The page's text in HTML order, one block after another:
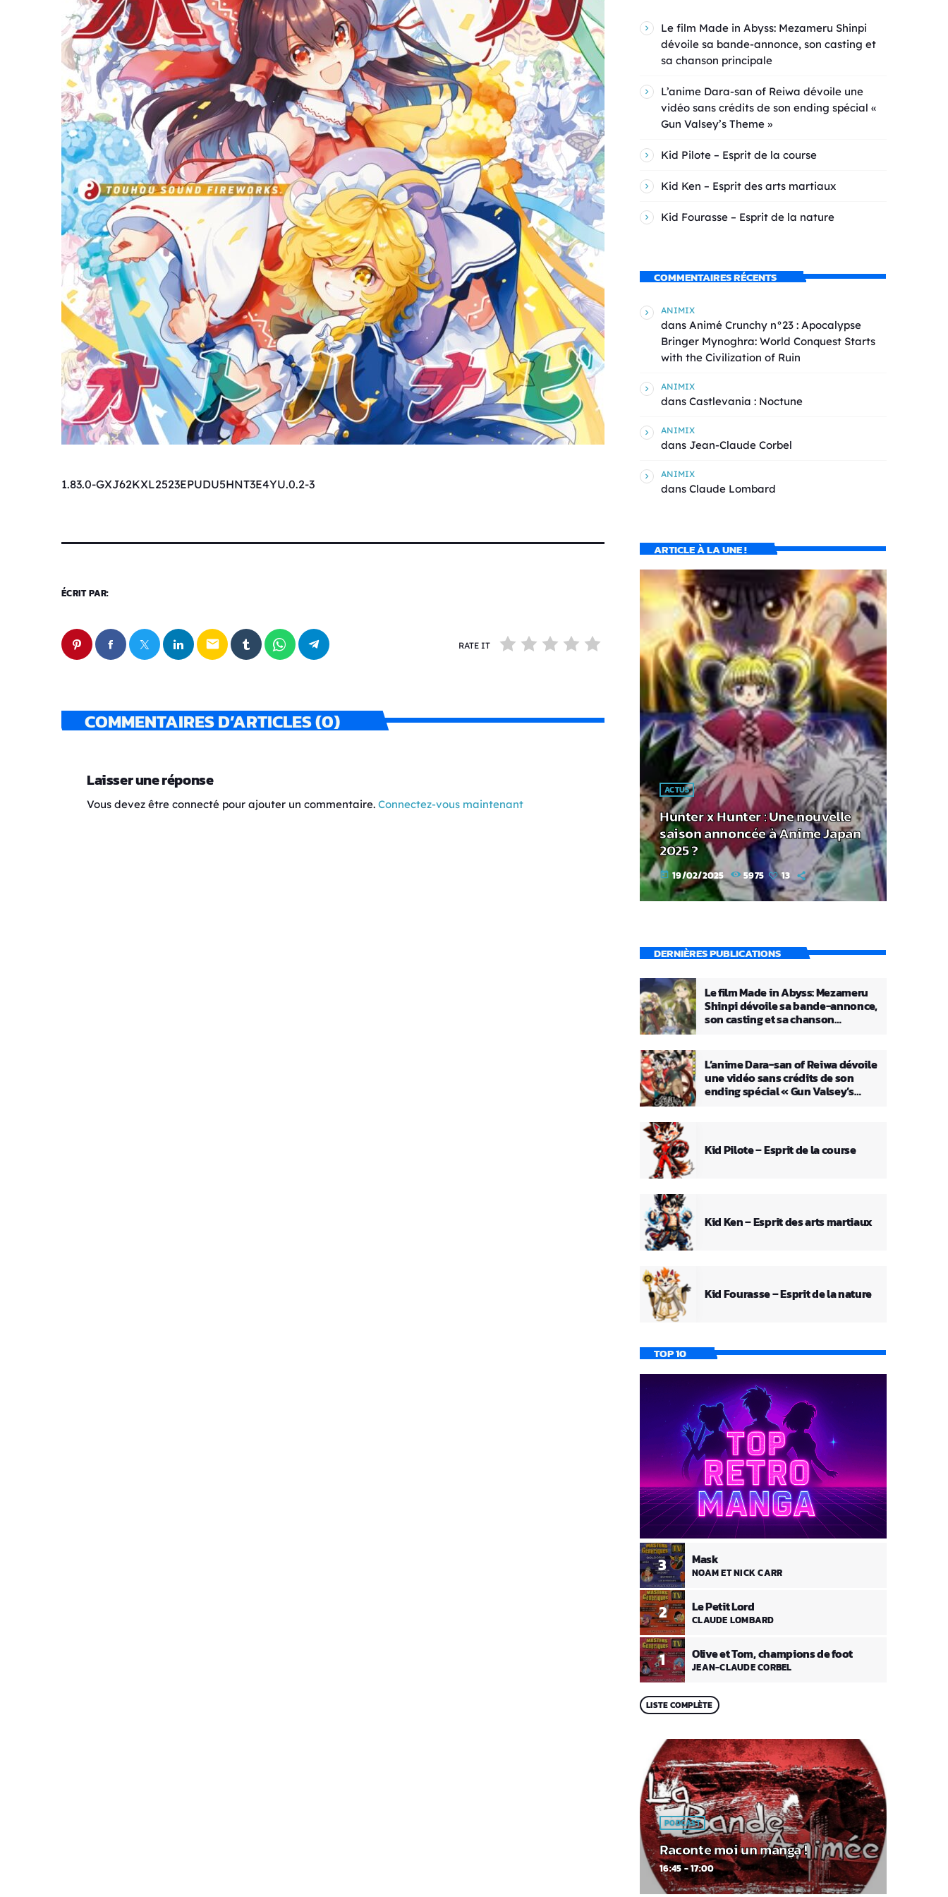
1.83.0-GXJ62KXL2523EPUDU5HNT3E4YU.0.2-3
ÉCRIT PAR:
email RATE IT
COMMENTAIRES D’ARTICLES (0)
Laisser une réponse
Vous devez être connecté pour ajouter un commentaire. Connectez-vous maintenant
Le film Made in Abyss: Mezameru Shinpi
dévoile sa bande-annonce, son casting et
sa chanson principale
L’anime Dara-san of Reiwa dévoile une
vidéo sans crédits de son ending spécial «
Gun Valsey’s Theme »
Kid Pilote – Esprit de la course
Kid Ken – Esprit des arts martiaux
Kid Fourasse – Esprit de la nature
COMMENTAIRES RÉCENTS
ANIMIX
dans Animé Crunchy n°23 : Apocalypse
Bringer Mynoghra: World Conquest Starts
with the Civilization of Ruin
ANIMIX
dans Castlevania : Noctune
ANIMIX
dans Jean-Claude Corbel
ANIMIX
dans Claude Lombard
ARTICLE À LA UNE !
ACTUS
Hunter x Hunter : Une nouvelle
saison annoncée à Anime Japan
2025 ?
today 19/02/2025 5975 13
DERNIÈRES PUBLICATIONS
Le film Made in Abyss: Mezameru
Shinpi dévoile sa bande-annonce,
son casting et sa chanson
L’anime Dara-san of Reiwa dévoile
une vidéo sans crédits de son
ending spécial « Gun Valsey’s
Kid Pilote – Esprit de la course
Kid Ken – Esprit des arts martiaux
Kid Fourasse – Esprit de la nature
TOP 10
1 Olive et Tom, champions de foot
JEAN-CLAUDE CORBEL
2 Le Petit Lord
CLAUDE LOMBARD
3 Mask
NOAM ET NICK CARR
LISTE COMPLÈTE
PODCAST
Raconte moi un manga !
16:45 - 17:00